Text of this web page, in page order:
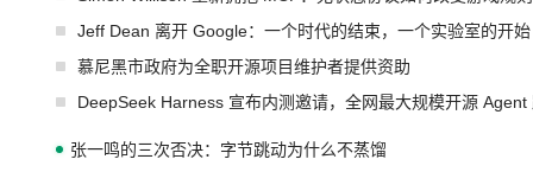
Jeff Dean 离开 Google：一个时代的结束，一个实验室的开始
慕尼黑市政府为全职开源项目维护者提供资助
DeepSeek Harness 宣布内测邀请，全网最大规模开源 Agent
张一鸣的三次否决：字节跳动为什么不蒸馏